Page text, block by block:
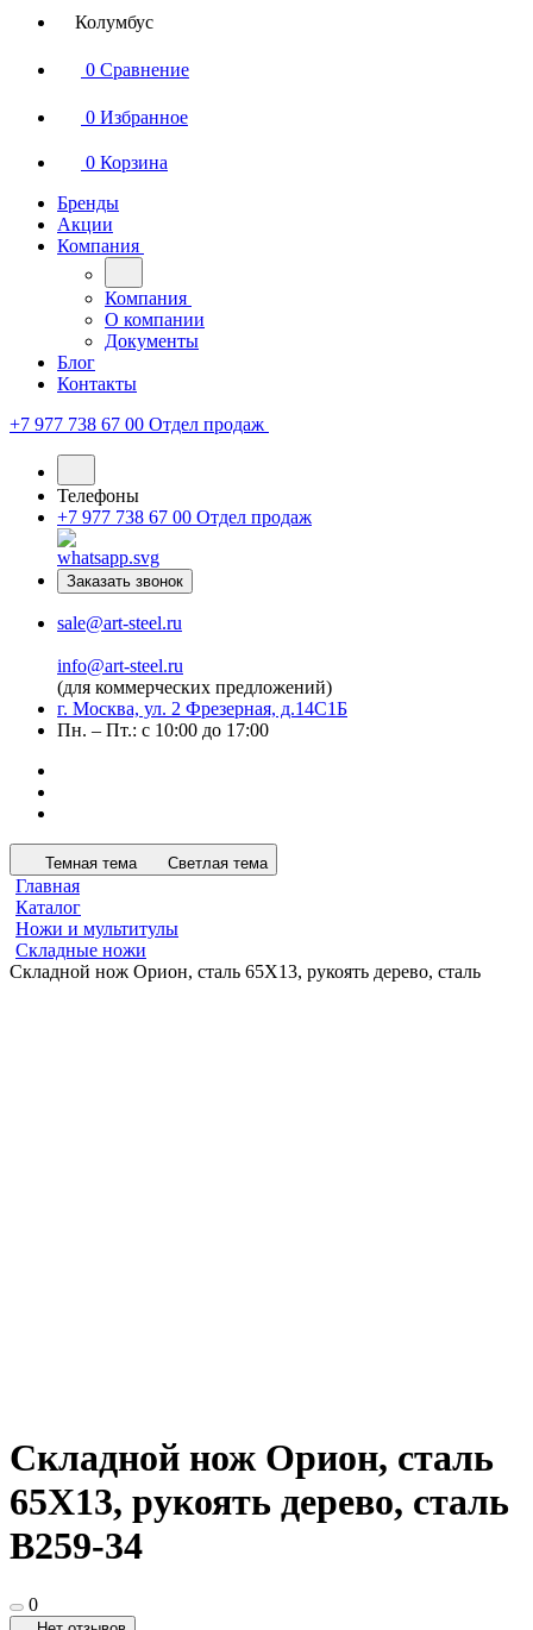
Колумбус
0 Сравнение
0 Избранное
0 Корзина
Бренды
Акции
Компания
Компания
О компании
Документы
Блог
Контакты
+7 977 738 67 00 Отдел продаж
Телефоны
+7 977 738 67 00 Отдел продаж
Заказать звонок
sale@art-steel.ru
info@art-steel.ru
(для коммерческих предложений)
г. Москва, ул. 2 Фрезерная, д.14С1Б
Пн. – Пт.: с 10:00 до 17:00
Темная тема Светлая тема
Главная
Каталог
Ножи и мультитулы
Складные ножи
Складной нож Орион, сталь 65Х13, рукоять дерево, сталь
Складной нож Орион, сталь
65Х13, рукоять дерево, сталь
B259-34
0